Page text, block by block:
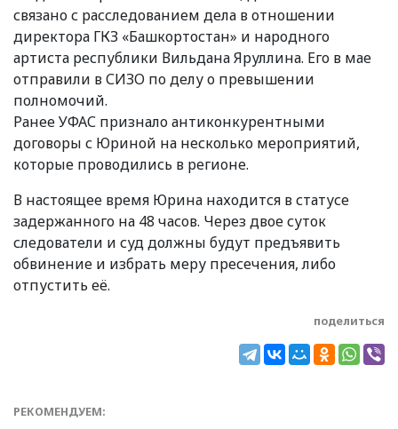
связано с расследованием дела в отношении
директора ГКЗ «Башкортостан» и народного
артиста республики Вильдана Яруллина. Его в мае
отправили в СИЗО по делу о превышении
полномочий.
Ранее УФАС признало антиконкурентными
договоры с Юриной на несколько мероприятий,
которые проводились в регионе.
В настоящее время Юрина находится в статусе
задержанного на 48 часов. Через двое суток
следователи и суд должны будут предъявить
обвинение и избрать меру пресечения, либо
отпустить её.
поделиться
РЕКОМЕНДУЕМ: